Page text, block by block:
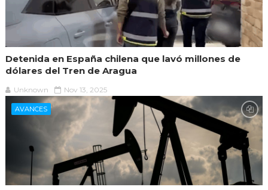
Detenida en España chilena que lavó millones de
dólares del Tren de Aragua
Unknown Nov 13, 2025
AVANCES